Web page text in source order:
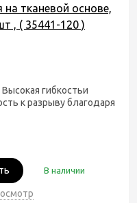
на тканевой основе,
, ( 35441-120 )
гибкостьи
к разрыву благодаря
В наличии